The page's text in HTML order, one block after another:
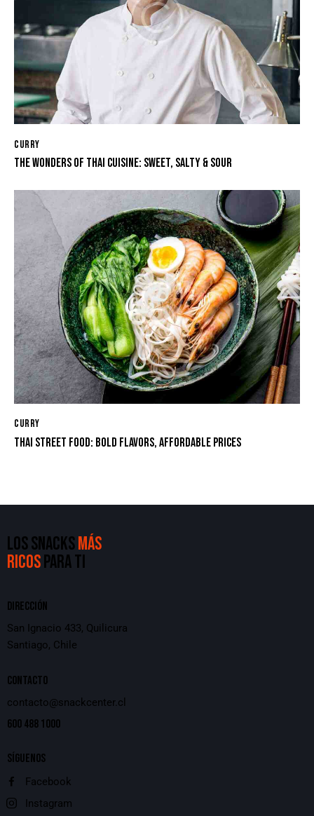
CURRY
THE WONDERS OF THAI CUISINE: SWEET, SALTY & SOUR
CURRY
THAI STREET FOOD: BOLD FLAVORS, AFFORDABLE PRICES
LOS SNACKSMÁS
RICOSPARA TI
DIRECCIÓN
San Ignacio 433, Quilicura
Santiago, Chile
CONTACTO
contacto@snackcenter.cl
600 488 1000
SÍGUENOS
Facebook
Instagram